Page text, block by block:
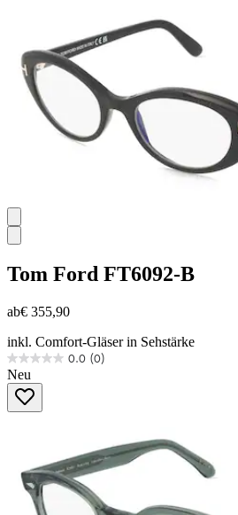
Bewertungen
Tom Ford FT6092-B
ab€ 355,90
inkl. Comfort-Gläser in Sehstärke
0.0 (0)
0.0
von
Sternen.
Neu